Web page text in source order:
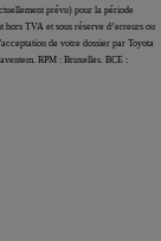
prévu) pour la période
hors TVA et sous réserve d’erreurs ou
de votre dossier par Toyota
RPM : Bruxelles. BCE :